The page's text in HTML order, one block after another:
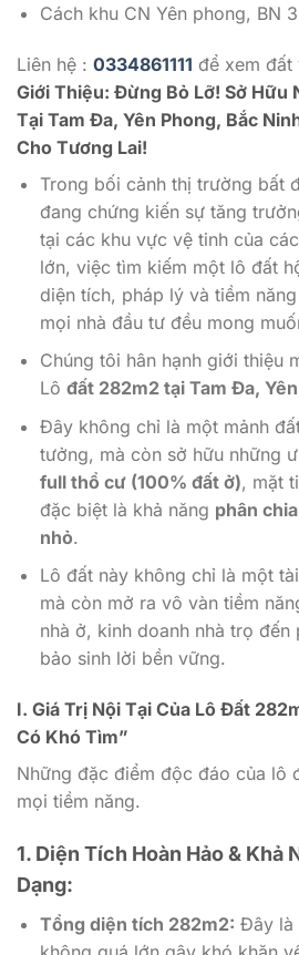
Cách khu CN Yên phong, BN
Liên hệ : 0334861111 để xem
Giới Thiệu: Đừng Bỏ Lỡ! Sở Hữu
Tại Tam Đa, Yên Phong, Bắc
Cho Tương Lai!
Trong bối cảnh thị trường bất
đang chứng kiến sự tăng
tại các khu vực vệ tinh của
lớn, việc tìm kiếm một lô đất
diện tích, pháp lý và tiềm
mọi nhà đầu tư đều mong
Chúng tôi hân hạnh giới thiệu
Lô đất 282m2 tại Tam Đa,
Đây không chỉ là một mảnh
tưởng, mà còn sở hữu những
full thổ cư (100% đất ở), mặt
đặc biệt là khả năng phân
nhỏ.
Lô đất này không chỉ là một
mà còn mở ra vô vàn tiềm
nhà ở, kinh doanh nhà trọ đến
bảo sinh lời bền vững.
I. Giá Trị Nội Tại Của Lô Đất
Có Khó Tìm”
Những đặc điểm độc đáo của lô
mọi tiềm năng.
1. Diện Tích Hoàn Hảo & Khả
Dạng:
Tổng diện tích 282m2: Đây là